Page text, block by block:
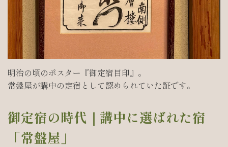
明治の頃のポスター『御定宿目印』。
常盤屋が講中の定宿として認められていた証です。
御定宿の時代｜講中に選ばれた宿
「常盤屋」